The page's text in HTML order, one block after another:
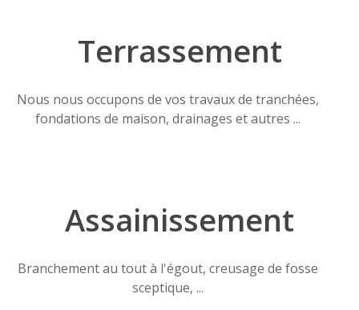
Terrassement
Nous nous occupons de vos travaux de tranchées,
fondations de maison, drainages et autres ...
Assainissement
Branchement au tout à l'égout, creusage de fosse
sceptique, ...